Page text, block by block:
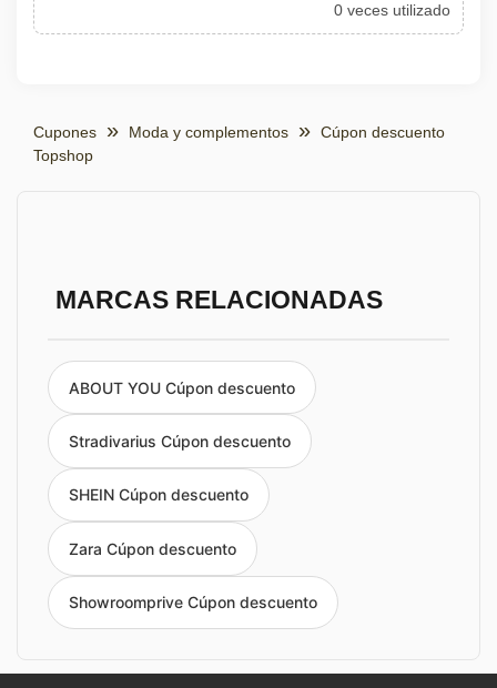
0 veces utilizado
Cupones Moda y complementos
Cúpon descuento
Topshop
MARCAS RELACIONADAS
ABOUT YOU Cúpon descuento
Stradivarius Cúpon descuento
SHEIN Cúpon descuento
Zara Cúpon descuento
Showroomprive Cúpon descuento